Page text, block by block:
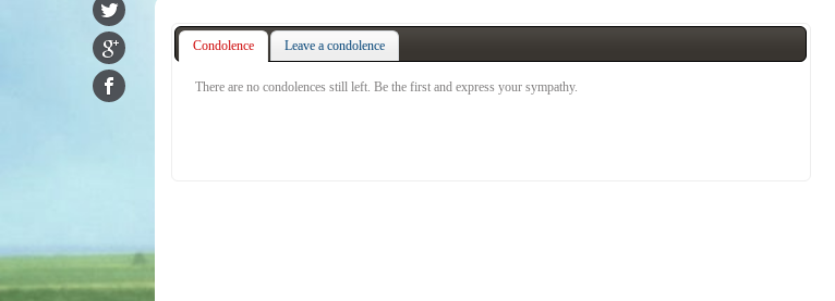
Condolence Leave a condolence
There are no condolences still left. Be the first and express your sympathy.